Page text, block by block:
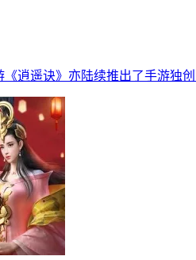
逍遥诀》亦陆续推出了手游独